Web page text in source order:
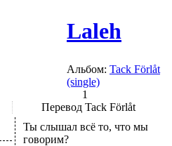
Laleh
Альбом: Tack Förlåt
(single)
1
Перевод Tack Förlåt
Ты слышал всё то, что мы
говорим?